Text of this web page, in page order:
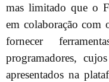
mas limitado que o
em colaboração com
fornecer
programadores,
apresentados na